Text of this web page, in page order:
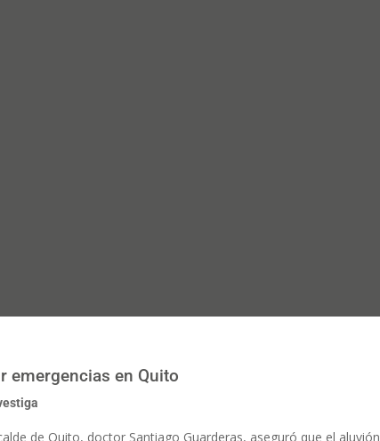
emergencias en Quito
de Quito, doctor Santiago Guarderas, aseguró que el aluvión